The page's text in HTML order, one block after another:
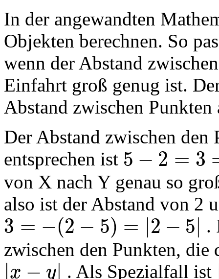
In der angewandten
Objekten berechnen. So
wenn der Abstand
Einfahrt groß genug ist.
Abstand zwischen
Der Abstand zwischen den
entsprechen ist 5 − 2 = 3
von X nach Y genau so
also ist der Abstand von 2
3 = −(2 − 5) = 2 − 5
.
zwischen den Punkten, die
x − y| . Als Spezialfall ist